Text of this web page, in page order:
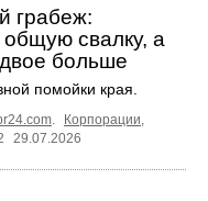
грабеж:
свалку, а
больше
помойки края.
Корпорации
29.07.2026